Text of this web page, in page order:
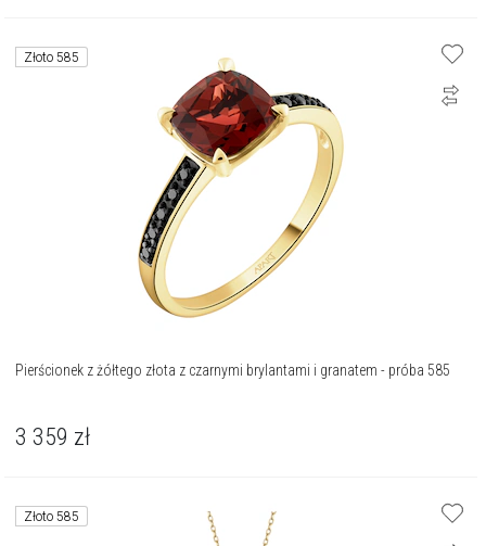
Złoto 585
Pierścionek z żółtego złota z czarnymi brylantami i granatem - próba 585
3 359 zł
Złoto 585